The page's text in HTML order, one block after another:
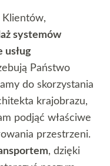
Klientów,
systemów
usług
Państwo
do skorzystania
krajobrazu,
podjąć właściwe
przestrzeni.
, dzięki